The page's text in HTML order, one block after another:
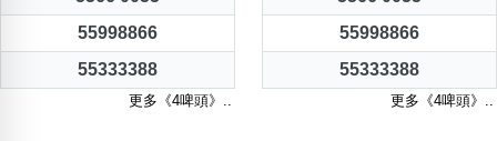
55998866
55333388
更多《4啤頭》..
55998866
55333388
更多《4啤頭》..